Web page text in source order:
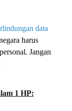
data
harus
Jangan
1 HP: